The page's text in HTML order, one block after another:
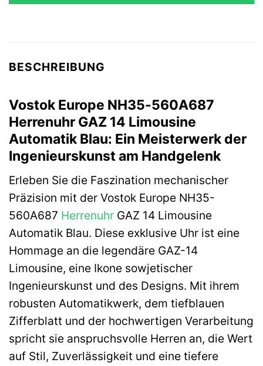
BESCHREIBUNG
Vostok Europe NH35-560A687
Herrenuhr GAZ 14 Limousine
Automatik Blau: Ein Meisterwerk der
Ingenieurskunst am Handgelenk
Erleben Sie die Faszination mechanischer
Präzision mit der Vostok Europe NH35-
560A687 Herrenuhr GAZ 14 Limousine
Automatik Blau. Diese exklusive Uhr ist eine
Hommage an die legendäre GAZ-14
Limousine, eine Ikone sowjetischer
Ingenieurskunst und des Designs. Mit ihrem
robusten Automatikwerk, dem tiefblauen
Zifferblatt und der hochwertigen Verarbeitung
spricht sie anspruchsvolle Herren an, die Wert
auf Stil, Zuverlässigkeit und eine tiefere